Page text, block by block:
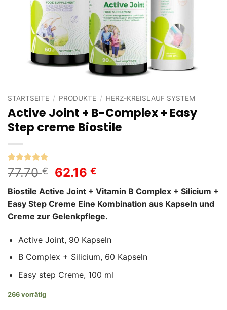
STARTSEITE / PRODUKTE / HERZ-KREISLAUF SYSTEM
Active Joint + B-Complex + Easy
Step creme Biostile
Bewertet
mit5von
auf
2
Kundenbewertungen
77.70€
Ursprünglicher
Preis
war:
77.70 €
62.16€Aktueller
Preis
ist:
62.16 €.
Biostile Active Joint + Vitamin B Complex + Silicium +
Easy Step Creme Eine Kombination aus Kapseln und
Creme zur Gelenkpflege.
Active Joint, 90 Kapseln
B Complex + Silicium, 60 Kapseln
Easy step Creme, 100 ml
266 vorrätig